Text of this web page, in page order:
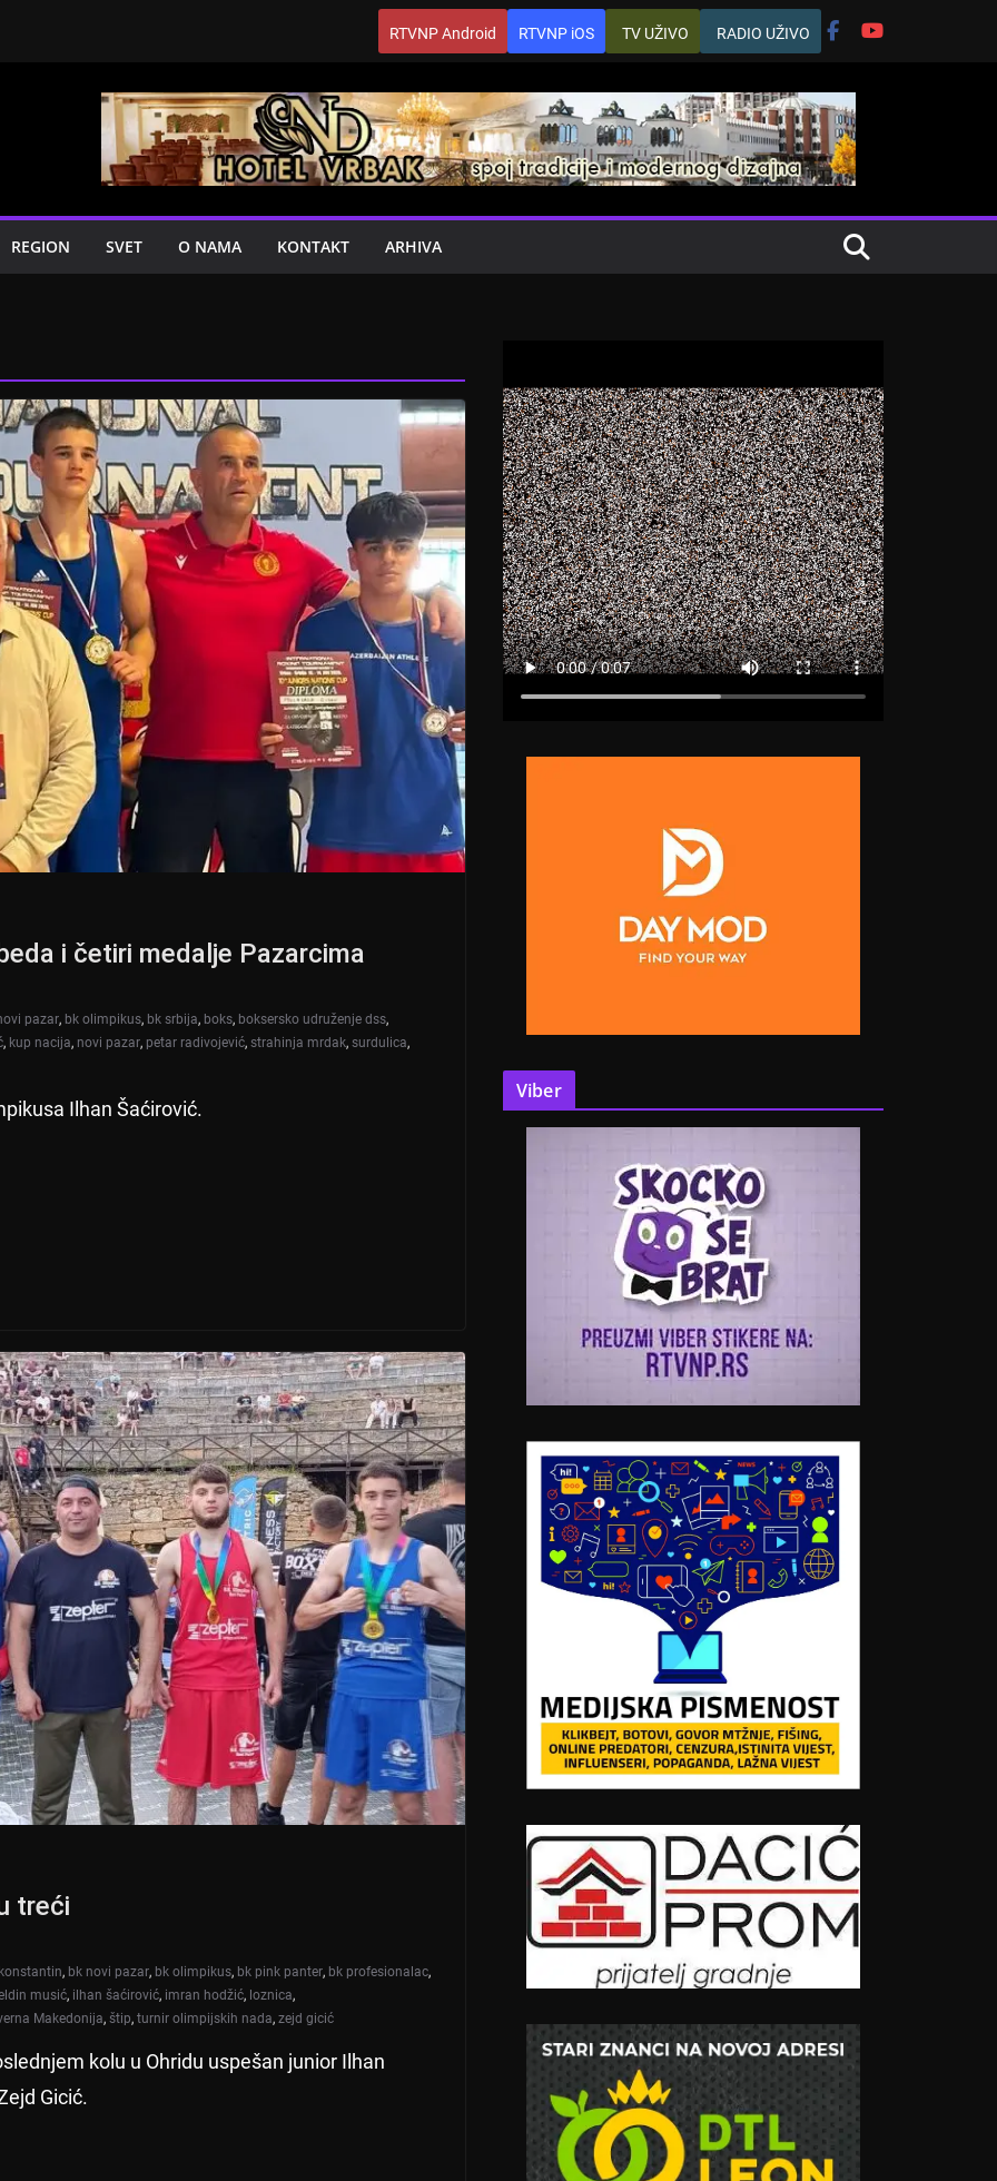
RTVNP Android RTVNP iOS TV UŽIVO RADIO UŽIVO
REGION SVET O NAMA KONTAKT ARHIVA
i četiri medalje Pazarcima
pazar, bk olimpikus, bk srbija, boks, boksersko udruženje dss,
, kup nacija, novi pazar, petar radivojević, strahinja mrdak, surdulica,
Ilhan Šaćirović.
treći
, bk novi pazar, bk olimpikus, bk pink panter, bk profesionalac,
musić, ilhan šaćirović, imran hodžić, loznica,
Makedonija, štip, turnir olimpijskih nada, zejd gicić
kolu u Ohridu uspešan junior Ilhan
Gicić.
Viber